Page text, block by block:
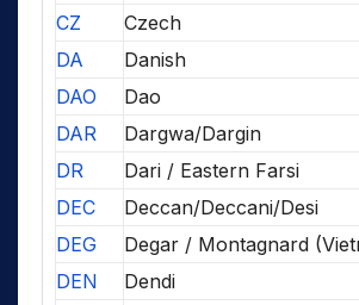
CZ
Czech
DA
Danish
DAO
Dao
DAR
Dargwa/Dargin
DR
Dari / Eastern Farsi
DEC
Deccan/Deccani/Desi
DEG
Degar / Montagnard
DEN
Dendi